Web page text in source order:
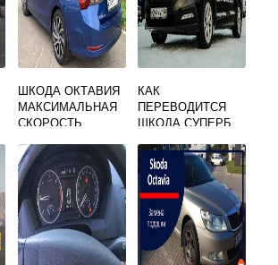
ШКОДА ОКТАВИЯ
МАКСИМАЛЬНАЯ
СКОРОСТЬ
КАК
ПЕРЕВОДИТСЯ
ШКОДА СУПЕРБ